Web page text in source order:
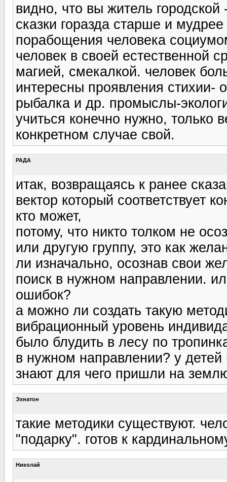
видно, что вы житель
сказки горазда старше и
порабощения человека
человек в своей естественной
магией, смекалкой. человек
интересны проявления стихии-
рыбалка и др. промыслы-
учиться конечно нужно, только
конкретном случае свой.
РАДА
итак, возвращаясь к ранее
вектор который соответствует
кто может,
потому, что никто толком не
или другую группу, это как
ли изначально, осознав свои
поиск в нужном направлении.
ошибок?
а можно ли создать такую
вибрационный уровень
было блудить в лесу по
в нужном направлении? у
знают для чего пришли на
Эхнатон
такие методики существуют.
"подарку". готов к
Николай